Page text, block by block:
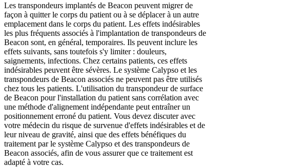
Les transpondeurs implantés de Beacon peuvent migrer de
façon à quitter le corps du patient ou à se déplacer à un autre
emplacement dans le corps du patient. Les effets indésirables
les plus fréquents associés à l'implantation de transpondeurs de
Beacon sont, en général, temporaires. Ils peuvent inclure les
effets suivants, sans toutefois s'y limiter : douleurs,
saignements, infections. Chez certains patients, ces effets
indésirables peuvent être sévères. Le système Calypso et les
transpondeurs de Beacon associés ne peuvent pas être utilisés
chez tous les patients. L'utilisation du transpondeur de surface
de Beacon pour l'installation du patient sans corrélation avec
une méthode d'alignement indépendante peut entraîner un
positionnement erroné du patient. Vous devez discuter avec
votre médecin du risque de survenue d'effets indésirables et de
leur niveau de gravité, ainsi que des effets bénéfiques du
traitement par le système Calypso et des transpondeurs de
Beacon associés, afin de vous assurer que ce traitement est
adapté à votre cas.